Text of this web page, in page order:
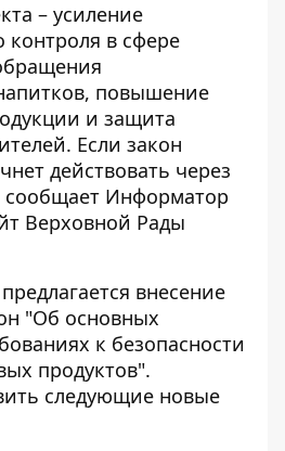
– усиление
контроля в сфере
повышение
и защита
Если закон
действовать через
сообщает Информатор
Верховной Рады
внесение
"Об основных
к безопасности
продуктов".
следующие новые